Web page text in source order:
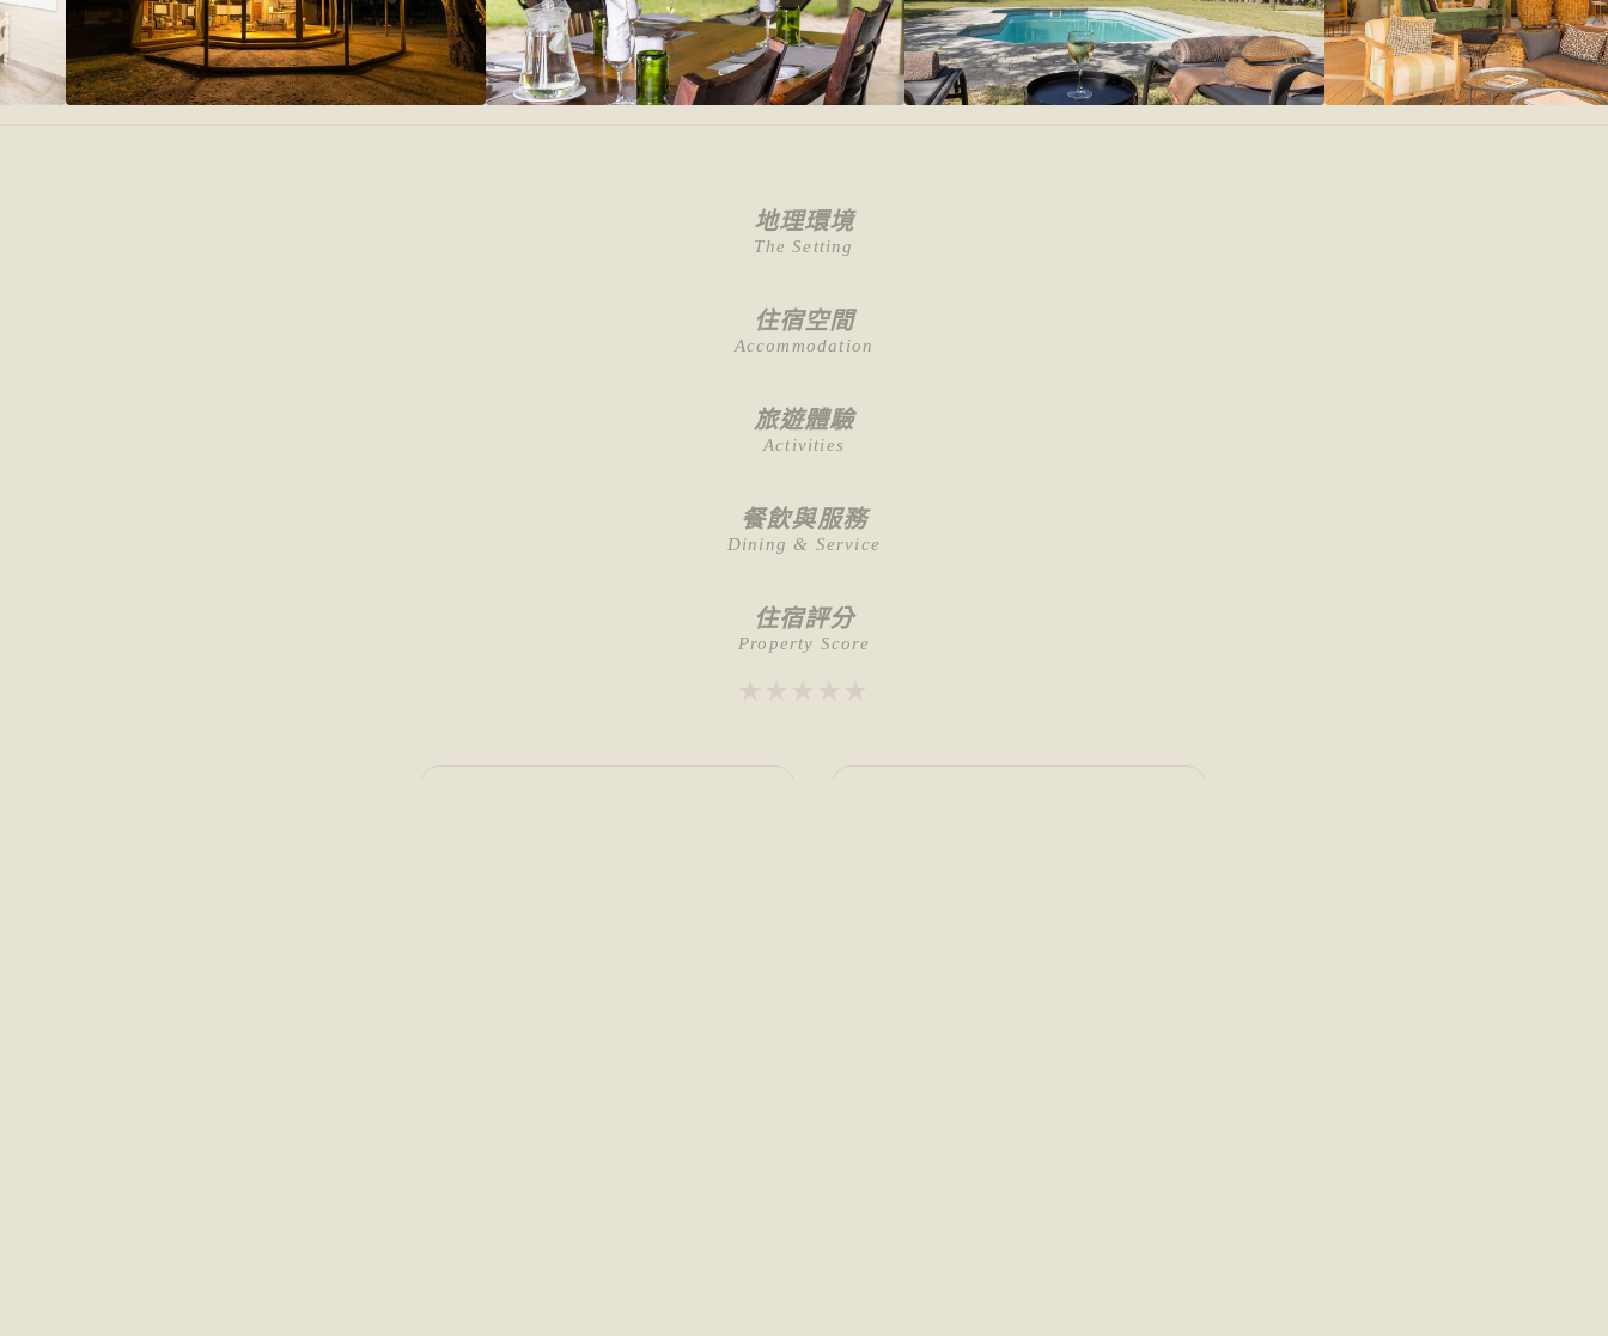
地理環境
The Setting
住宿空間
Accommodation
旅遊體驗
Activities
餐飲與服務
Dining & Service
住宿評分
Property Score